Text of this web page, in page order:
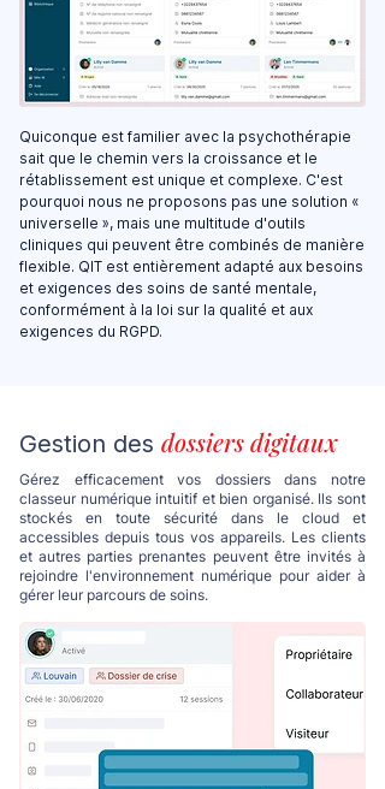
Quiconque est familier avec la psychothérapie
sait que le chemin vers la croissance et le
rétablissement est unique et complexe. C'est
pourquoi nous ne proposons pas une solution «
universelle », mais une multitude d'outils
cliniques qui peuvent être combinés de manière
flexible. QIT est entièrement adapté aux besoins
et exigences des soins de santé mentale,
conformément à la loi sur la qualité et aux
exigences du RGPD.
Gestion des dossiers digitaux
Gérez efficacement vos dossiers dans notre
classeur numérique intuitif et bien organisé. Ils sont
stockés en toute sécurité dans le cloud et
accessibles depuis tous vos appareils. Les clients
et autres parties prenantes peuvent être invités à
rejoindre l'environnement numérique pour aider à
gérer leur parcours de soins.